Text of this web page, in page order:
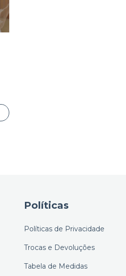
Políticas
Políticas de Privacidade
Trocas e Devoluções
Tabela de Medidas